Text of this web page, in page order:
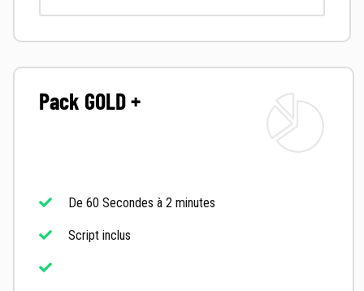
Pack GOLD +
De 60 Secondes à 2 minutes
Script inclus